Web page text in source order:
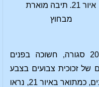
איור 21. תיבה מוארת
מבחוץ
כאשר הייתה התיבה שבאיור 20 סגורה, חשוכה בפנים
של זכוכית צבועים בצבע
כחול. כאשר האיר את התיבה מבפנים, כמתואר באיור 21, נראו